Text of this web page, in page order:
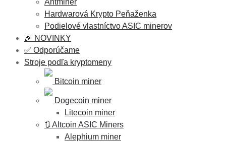
Antminer
Hardwarová Krypto Peňaženka
Podielové vlastníctvo ASIC minerov
🎉 NOVINKY
✅ Odporúčame
Stroje podľa kryptomeny
Bitcoin miner
Dogecoin miner
Litecoin miner
🔃 Altcoin ASIC Miners
Alephium miner